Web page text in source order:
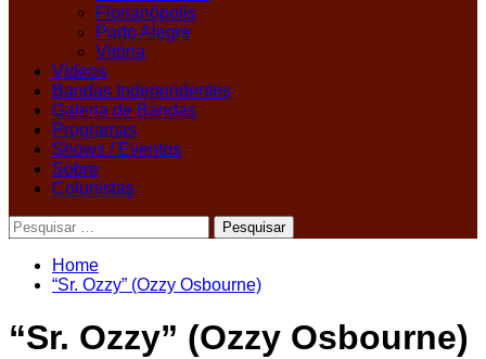
Florianópolis
Porto Alegre
Vitória
Vídeos
Bandas Independentes
Galeria de Bandas
Programas
Shows / Eventos
Sobre
Colunistas
Pesquisar
por:
Home
“Sr. Ozzy” (Ozzy Osbourne)
“Sr. Ozzy” (Ozzy Osbourne)